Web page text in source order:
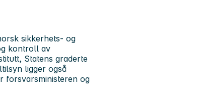
sikkerhets- og
kontroll av
Statens graderte
ligger også
forsvarsministeren og